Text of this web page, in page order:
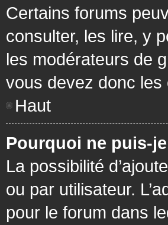
Certains forums
consulter, les lire, y
les modérateurs de
vous devez donc les
Haut
Pourquoi ne puis-
La possibilité
ou par utilisateur.
pour le forum dans